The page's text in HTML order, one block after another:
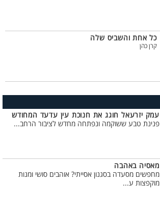
כל אחת והשביס שלה
קרן כהן
עמק יזרעאל חוגג את חנוכת עין עדעד המחודש
פנינת טבע ששוקמה ונפתחה מחדש לציבור הרחב...
מאסיה באהבה
מחפשים מסעדה בסגנון אסייתי? אוהבים סושי ומנות
מוקפצות ע...